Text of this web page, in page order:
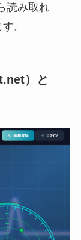
読み取れ
。
）と